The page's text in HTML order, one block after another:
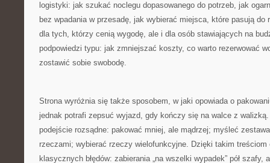
logistyki: jak szukać noclegu dopasowanego do potrzeb, jak
bez wpadania w przesadę, jak wybierać miejsca, które pasują do
dla tych, którzy cenią wygodę, ale i dla osób stawiających na
podpowiedzi typu: jak zmniejszać koszty, co warto rezerwować
zostawić sobie swobodę.
Strona wyróżnia się także sposobem, w jaki opowiada o
jednak potrafi zepsuć wyjazd, gdy kończy się na walce z
podejście rozsądne: pakować mniej, ale mądrzej; myśleć
rzeczami; wybierać rzeczy wielofunkcyjne. Dzięki takim treściom
klasycznych błędów: zabierania „na wszelki wypadek” pół szafy,